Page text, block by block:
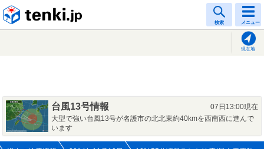
検索 メニュー
現在地
台風13号情報
07日13:00現在
大型で強い台風13号が名護市の北北東約40kmを西南西に進んで
います